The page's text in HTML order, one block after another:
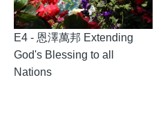
E4 - 恩澤萬邦 Extending
God's Blessing to all
Nations